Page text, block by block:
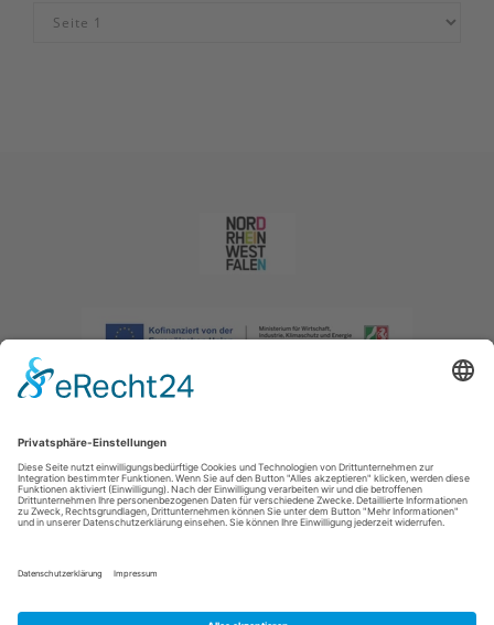
Impressum|Datenschutzerklärung|Barrierefreiheitserklärung